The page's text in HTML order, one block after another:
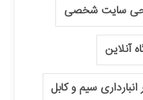
سایت شخصی
آنلاین
انبارداری سیم و کابل